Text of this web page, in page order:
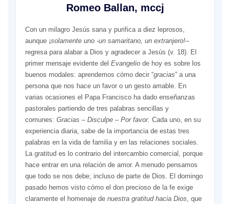
Romeo Ballan, mccj
Con un milagro Jesús sana y purifica a diez leprosos,
aunque ¡solamente uno -un samaritano, un extranjero!–
regresa para alabar a Dios y agradecer a Jesús (v. 18). El
primer mensaje evidente del Evangeliode hoy es sobre los
buenos modales: aprendemos cómo decir “gracias” a una
persona que nos hace un favor o un gesto amable. En
varias ocasiones el Papa Francisco ha dado enseñanzas
pastorales partiendo de tres palabras sencillas y
comunes: Gracias – Disculpe – Por favor. Cada uno, en su
experiencia diaria, sabe de la importancia de estas tres
palabras en la vida de familia y en las relaciones sociales.
La gratitud es lo contrario del intercambio comercial, porque
hace entrar en una relación de amor. A menudo pensamos
que todo se nos debe; incluso de parte de Dios. El domingo
pasado hemos visto cómo el don precioso de la fe exige
claramente el homenaje de nuestra gratitud hacia Dios , que